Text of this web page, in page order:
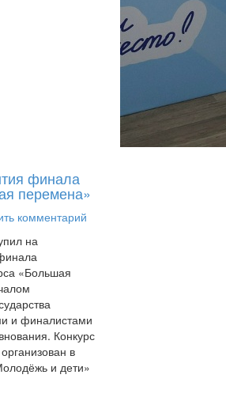
финала
перемена»
комментарий
на
«Большая
и финалистами
Конкурс
в
и дети»